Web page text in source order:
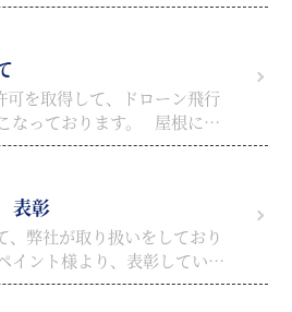
。 弊社のドローン
済で万が一の保険にも加入
ります！ ドローン点
々ありますが、お客様が安
事が1番かと思います。 ま
真や動画にてお客様に説明
見積書】 【ご提案書】 をセ
いただいております。 ま
やご予算等を総合的に判断
ご提案をさせていただいて
！ 今までも、弊社
客様や、不動産事業のお客
てSECOMの 最適なご
ランのご提
のでお気軽にご相談いただ
や施工スタッフ職人が、通
お客様 にまで迷惑を
可を取得して、ドローン飛行
てしまうような悪徳業者も
ます！ 先日、弊社
え工事をさせていただきま
・・・との事でした 最近
表彰
、弊社が取り扱いをしており